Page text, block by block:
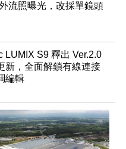
流照曝光，改採單鏡頭
LUMIX S9 釋出 Ver.2.0
新，全面解鎖有線連接
編輯